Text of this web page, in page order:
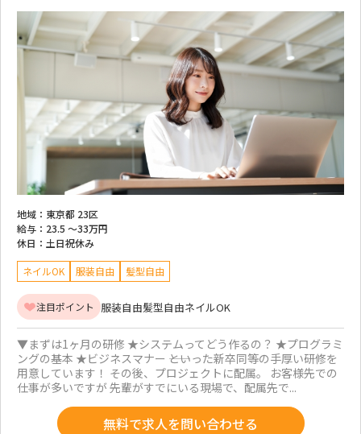
地域： 東京都 23区
給与： 23.5 ～33万円
休日： 土日祝休み
ネイルOK 服装自由 髪型自由
注目ポイント 服装自由髪型自由ネイルOK
▼まずは1ヶ月の研修 ★システムってどう作るの？ ★プログラミ
ングの基本 ★ビジネスマナー ――といった新卒同等の手厚い研修を
用意しています！ その後、プロジェクトに配属。 お客様先での
仕事が多いですが 先輩がすでにいる現場で、配属先で...
無料で求人を問い合わせる